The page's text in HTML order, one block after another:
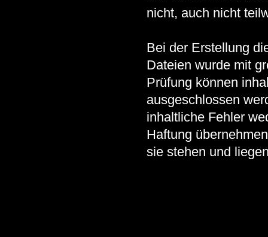
nicht, auch nicht
Bei der Erstellung
Dateien wurde mit
Prüfung können
ausgeschlossen
inhaltliche Fehler
Haftung
sie stehen und